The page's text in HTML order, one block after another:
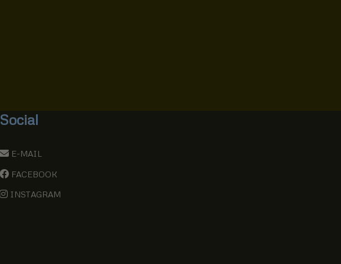
Social
E-MAIL
FACEBOOK
INSTAGRAM